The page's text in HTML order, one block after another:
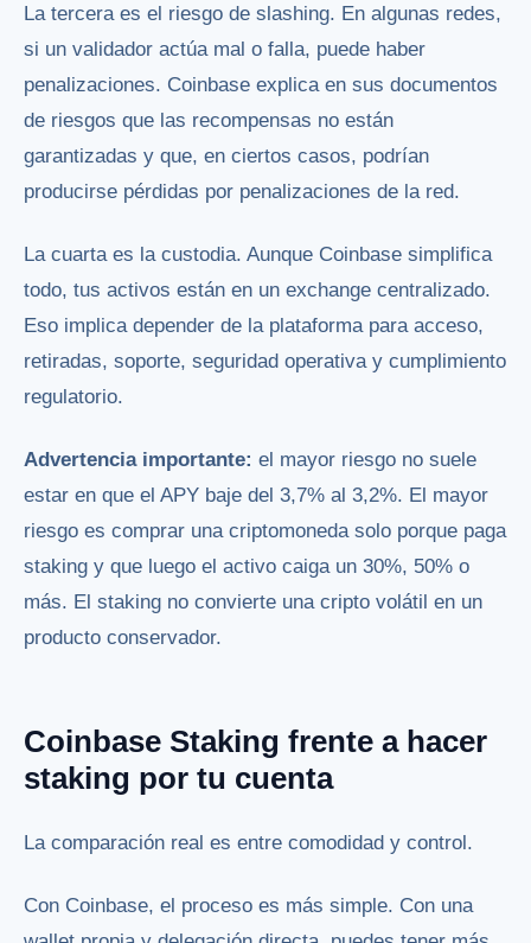
La tercera es el riesgo de slashing. En algunas redes,
si un validador actúa mal o falla, puede haber
penalizaciones. Coinbase explica en sus documentos
de riesgos que las recompensas no están
garantizadas y que, en ciertos casos, podrían
producirse pérdidas por penalizaciones de la red.
La cuarta es la custodia. Aunque Coinbase simplifica
todo, tus activos están en un exchange centralizado.
Eso implica depender de la plataforma para acceso,
retiradas, soporte, seguridad operativa y cumplimiento
regulatorio.
Advertencia importante: el mayor riesgo no suele
estar en que el APY baje del 3,7% al 3,2%. El mayor
riesgo es comprar una criptomoneda solo porque paga
staking y que luego el activo caiga un 30%, 50% o
más. El staking no convierte una cripto volátil en un
producto conservador.
Coinbase Staking frente a hacer
staking por tu cuenta
La comparación real es entre comodidad y control.
Con Coinbase, el proceso es más simple. Con una